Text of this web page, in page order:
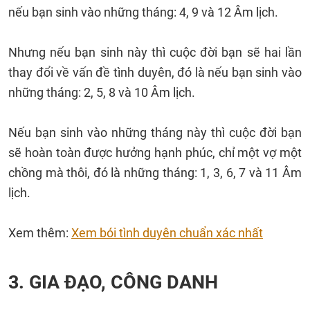
nếu bạn sinh vào những tháng: 4, 9 và 12 Âm lịch.
Nhưng nếu bạn sinh này thì cuộc đời bạn sẽ hai lần
thay đổi về vấn đề tình duyên, đó là nếu bạn sinh vào
những tháng: 2, 5, 8 và 10 Âm lịch.
Nếu bạn sinh vào những tháng này thì cuộc đời bạn
sẽ hoàn toàn được hưởng hạnh phúc, chỉ một vợ một
chồng mà thôi, đó là những tháng: 1, 3, 6, 7 và 11 Âm
lịch.
Xem thêm: Xem bói tình duyên chuẩn xác nhất
3. GIA ĐẠO, CÔNG DANH